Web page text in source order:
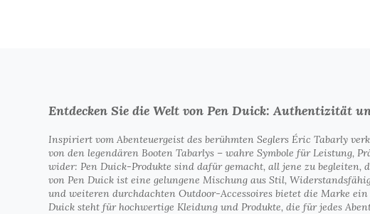
Entdecken Sie die Welt von Pen Duick: Authentizität
Inspiriert vom Abenteuergeist des berühmten Seglers Éric Tabarly
von den legendären Booten Tabarlys – wahre Symbole für Leistung,
wider: Pen Duick-Produkte sind dafür gemacht, all jene zu
von Pen Duick ist eine gelungene Mischung aus Stil,
und weiteren durchdachten Outdoor-Accessoires bietet die Marke
Duick steht für hochwertige Kleidung und Produkte, die für jedes